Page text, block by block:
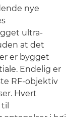
nye
ultra-
at det
er bygget
Endelig er
RF-objektiv
Hvert